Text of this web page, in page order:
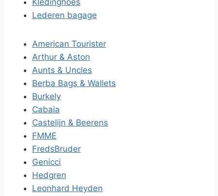
Kledinghoes
Lederen bagage
American Tourister
Arthur & Aston
Aunts & Uncles
Berba Bags & Wallets
Burkely
Cabaia
Castelijn & Beerens
FMME
FredsBruder
Genicci
Hedgren
Leonhard Heyden